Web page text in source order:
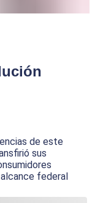
de este
sus
federal